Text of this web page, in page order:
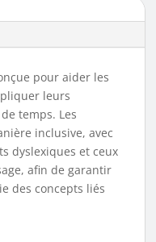
pour aider les
leurs
temps. Les
inclusive, avec
dyslexiques et ceux
afin de garantir
des concepts liés